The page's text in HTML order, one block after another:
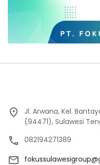
Jl. Arwana, Kel.
(94471), Sulawesi
082194271389